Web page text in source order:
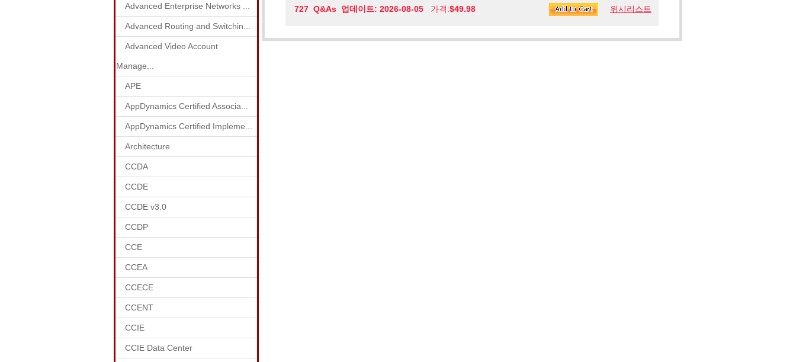
Advanced Enterprise Networks ...
Advanced Routing and Switchin...
Advanced Video Account
Manage...
APE
AppDynamics Certified Associa...
AppDynamics Certified Impleme...
Architecture
CCDA
CCDE
CCDE v3.0
CCDP
CCE
CCEA
CCECE
CCENT
CCIE
CCIE Data Center
위시리스트
727 Q&As 업데이트: 2026-08-05 가격:$49.98